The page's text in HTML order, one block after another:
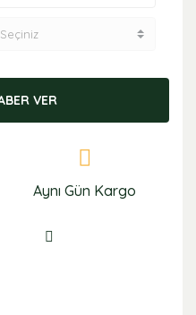
VER
Aynı Gün Kargo